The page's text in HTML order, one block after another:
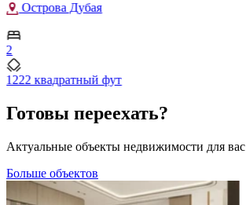
Острова Дубая
2
1222 квадратный фут
Готовы переехать?
Актуальные объекты недвижимости для вас
Больше объектов